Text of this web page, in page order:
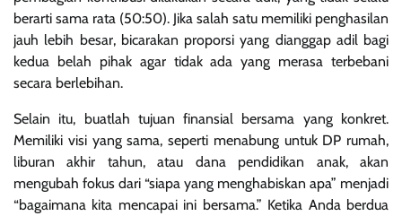
berarti sama rata (50:50). Jika salah satu memiliki penghasilan
jauh lebih besar, bicarakan proporsi yang dianggap adil bagi
kedua belah pihak agar tidak ada yang merasa terbebani
secara berlebihan.
Selain itu, buatlah tujuan finansial bersama yang konkret.
Memiliki visi yang sama, seperti menabung untuk DP rumah,
liburan akhir tahun, atau dana pendidikan anak, akan
mengubah fokus dari “siapa yang menghabiskan apa” menjadi
“bagaimana kita mencapai ini bersama.” Ketika Anda berdua